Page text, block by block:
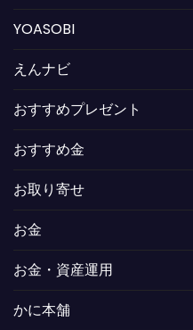
YOASOBI
えんナビ
おすすめプレゼント
おすすめ金
お取り寄せ
お金
お金・資産運用
かに本舗